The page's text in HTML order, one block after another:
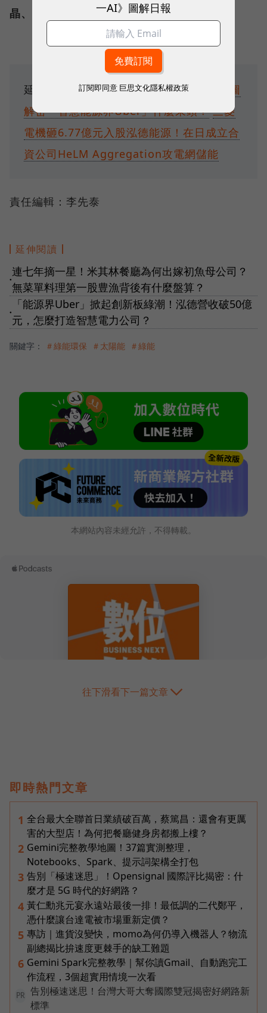
晶、台達電、世界先進 等機構。
延伸閱讀：泓德能源9月底轉一般板！4張圖
解密「智慧能源界Uber」什麼來頭？ 三菱
電機砸6.77億元入股泓德能源！在日成立合
資公司HeLM Aggregation攻電網儲能
責任編輯：李先泰
延伸閱讀
●
連七年摘一星！米其林餐廳為何出嫁初魚母公司？
無菜單料理第一股豊漁背後有什麼盤算？
●
「能源界Uber」掀起創新板綠潮！泓德營收破50億
元，怎麼打造智慧電力公司？
關鍵字： ＃綠能環保 ＃太陽能 ＃綠能
本網站內容未經允許，不得轉載。
往下滑看下一篇文章
即時熱門文章
1 全台最大全聯首日業績破百萬，蔡篤昌：還會有更厲
害的大型店！為何把餐廳健身房都搬上樓？
2 Gemini完整教學地圖！37篇實測整理，
Notebooks、Spark、提示詞架構全打包
3 告別「極速迷思」！Opensignal 國際評比揭密：什
麼才是 5G 時代的好網路？
4 黃仁勳兆元宴永遠站最後一排！最低調的二代鄭平，
憑什麼讓台達電被市場重新定價？
5 專訪｜進貨沒變快，momo為何仍導入機器人？物流
副總揭比拚速度更棘手的缺工難題
6 Gemini Spark完整教學｜幫你讀Gmail、自動跑完工
作流程，3個超實用情境一次看
PR
告別極速迷思！台灣大哥大奪國際雙冠揭密好網路新
標準
一AI》圖解日報
訂閱即同意 巨思文化隱私權政策